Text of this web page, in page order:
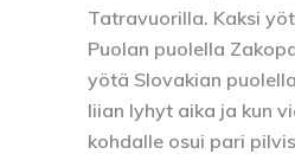
Tatravuorilla. Kaksi
Puolan puolella
yötä Slovakian
liian lyhyt aika ja kun
kohdalle osui pari